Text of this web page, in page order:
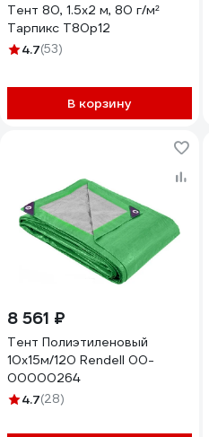
Тент 80, 1.5x2 м, 80 г/м²
Тарпикс Т80р12
4.7(53)
В корзину
8 561 ₽
Тент Полиэтиленовый
10х15м/120 Rendell 00-
00000264
4.7(28)